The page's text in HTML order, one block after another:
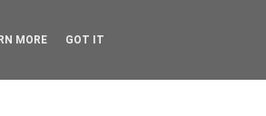
MORE GOT IT